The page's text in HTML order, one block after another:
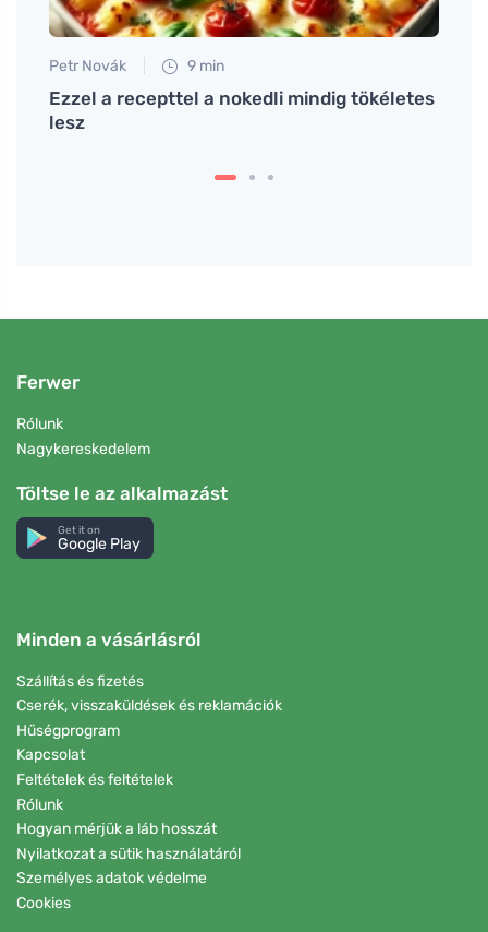
Petr Novák 9 min
Ezzel a recepttel a nokedli mindig tökéletes
lesz
Ferwer
Rólunk
Nagykereskedelem
Töltse le az alkalmazást
Get it on
Google Play
Minden a vásárlásról
Szállítás és fizetés
Cserék, visszaküldések és reklamációk
Hűségprogram
Kapcsolat
Feltételek és feltételek
Rólunk
Hogyan mérjük a láb hosszát
Nyilatkozat a sütik használatáról
Személyes adatok védelme
Cookies